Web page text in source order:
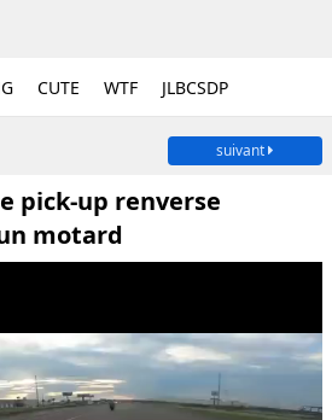
CUTE WTF JLBCSDP
suivant
pick-up renverse
motard